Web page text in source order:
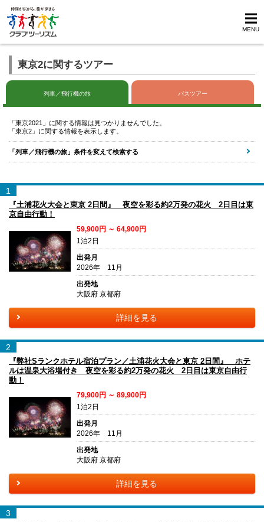
MENU
東京2に関するツアー
列車／飛行機の旅 バスツアー
「東京2021」に関する情報は見つかりませんでした。
「東京2」に関する情報を表示します。
「列車／飛行機の旅」条件を変えて検索する
1
『土浦花火大会と東京 2日間』 夜空を彩る約2万発の花火 2日目は東
京自由行動！
59,900円 ～ 64,900円
1泊2日
出発月
2026年 11月
出発地
大阪府 京都府
詳細を見る
2
『弊社Sランクホテル宿泊プラン／土浦花火大会と東京 2日間』 ホテ
ルは温泉大浴場付き 夜空を彩る約2万発の花火 2日目は東京自由行
動！
79,900円 ～ 89,900円
1泊2日
出発月
2026年 11月
出発地
大阪府 京都府
詳細を見る
3